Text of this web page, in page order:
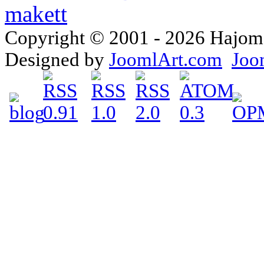
Copyright © 2001 - 2026
Designed by JoomlArt.com